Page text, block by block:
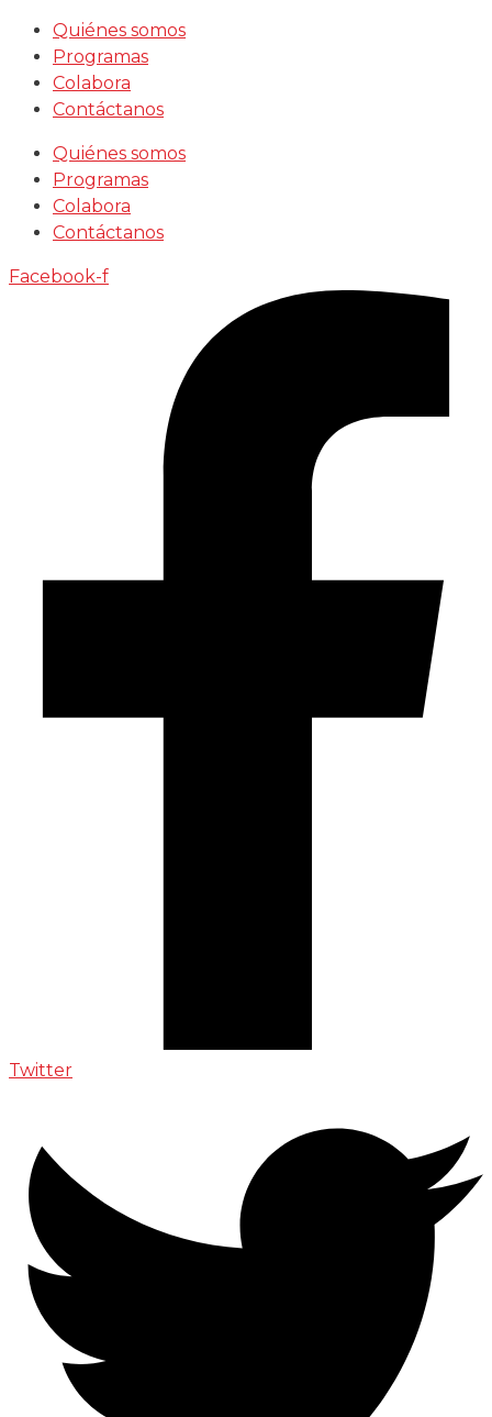
Saltar
contenido
Quiénes somos
Programas
Colabora
Contáctanos
Quiénes somos
Programas
Colabora
Contáctanos
Facebook-f
Twitter